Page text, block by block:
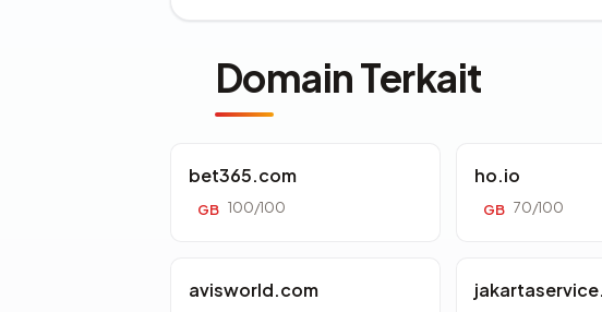
Domain Terkait
bet365.com
GB 100/100
ho.io
GB 70/100
avisworld.com